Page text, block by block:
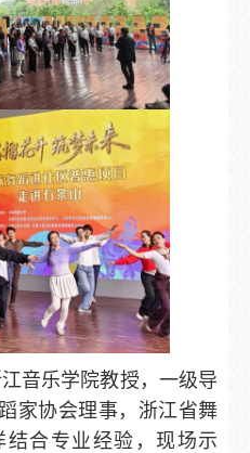
音乐学院教授，一级导
家协会理事，浙江省舞
合专业经验，现场示